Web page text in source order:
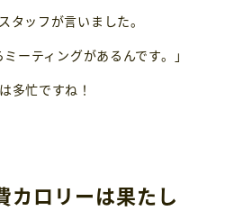
タッフが言いました。
ーティングがあるんです。」
多忙ですね！
カロリーは果たし